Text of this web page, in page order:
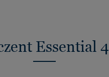
Essential 4